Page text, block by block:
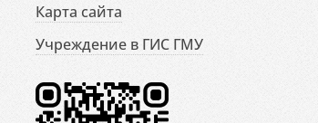
Карта сайта
Учреждение в ГИС ГМУ